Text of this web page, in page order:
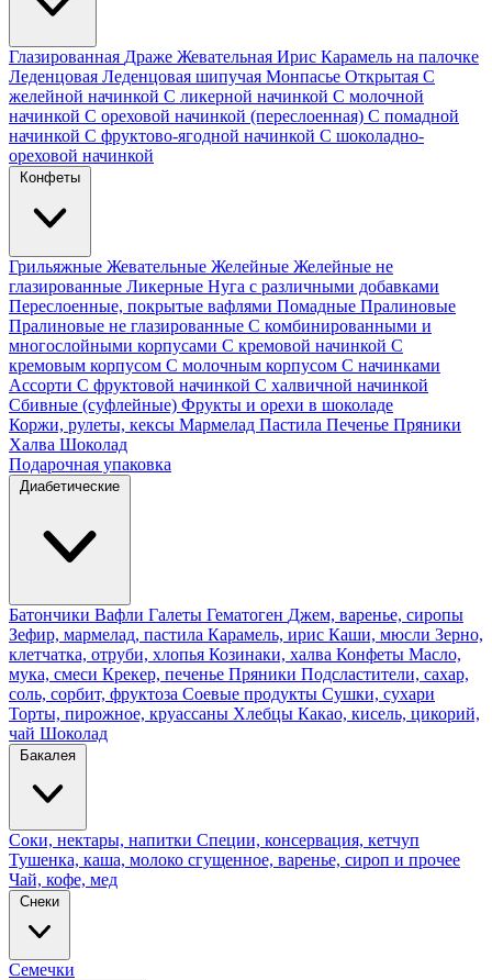
Глазированная Драже Жевательная Ирис Карамель на палочке
Леденцовая Леденцовая шипучая Монпасье Открытая С
желейной начинкой С ликерной начинкой С молочной
начинкой С ореховой начинкой (переслоенная) С помадной
начинкой С фруктово-ягодной начинкой С шоколадно-
ореховой начинкой
Конфеты
Грильяжные Жевательные Желейные Желейные не
глазированные Ликерные Нуга с различными добавками
Переслоенные, покрытые вафлями Помадные Пралиновые
Пралиновые не глазированные С комбинированными и
многослойными корпусами С кремовой начинкой С
кремовым корпусом С молочным корпусом С начинками
Ассорти С фруктовой начинкой С халвичной начинкой
Сбивные (суфлейные) Фрукты и орехи в шоколаде
Коржи, рулеты, кексы Мармелад Пастила Печенье Пряники
Халва Шоколад
Подарочная упаковка
Диабетические
Батончики Вафли Галеты Гематоген Джем, варенье, сиропы
Зефир, мармелад, пастила Карамель, ирис Каши, мюсли Зерно,
клетчатка, отруби, хлопья Козинаки, халва Конфеты Масло,
мука, смеси Крекер, печенье Пряники Подсластители, сахар,
соль, сорбит, фруктоза Соевые продукты Сушки, сухари
Торты, пирожное, круассаны Хлебцы Какао, кисель, цикорий,
чай Шоколад
Бакалея
Соки, нектары, напитки Специи, консервация, кетчуп
Тушенка, каша, молоко сгущенное, варенье, сироп и прочее
Чай, кофе, мед
Снеки
Семечки